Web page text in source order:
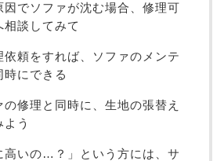
因でソファが沈む場合、修理可
相談してみて
依頼をすれば、ソファのメンテ
時にできる
の修理と同時に、生地の張替え
よう
高いの…？」という方には、サ